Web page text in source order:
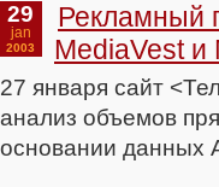
29
jan
2003
Рекламный
MediaVest и
27 января сайт
анализ объемов
основании данных